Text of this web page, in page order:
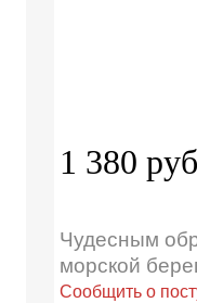
1 380
Чудесным
морской
Сообщить о